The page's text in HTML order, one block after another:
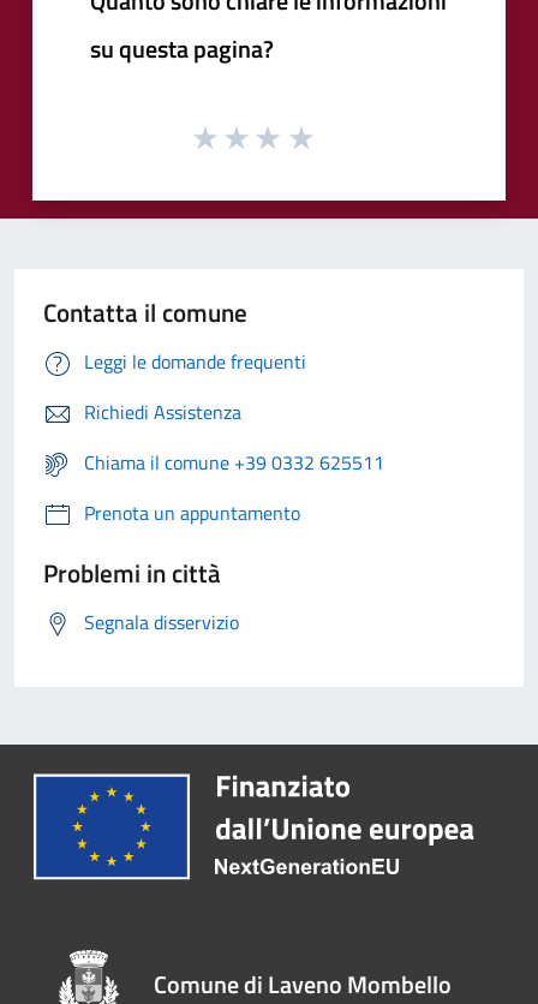
su questa pagina?
Contatta il comune
Leggi le domande frequenti
Richiedi Assistenza
Chiama il comune +39 0332 625511
Prenota un appuntamento
Problemi in città
Segnala disservizio
Comune di Laveno Mombello